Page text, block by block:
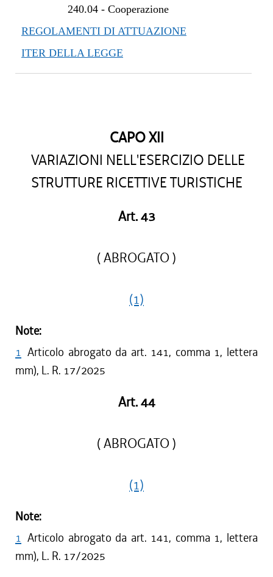
240.04- Cooperazione
REGOLAMENTI DI ATTUAZIONE
ITER DELLA LEGGE
CAPO XII
VARIAZIONI NELL'ESERCIZIO DELLE
STRUTTURE RICETTIVE TURISTICHE
Art. 43
( ABROGATO )
(1)
Note:
1 Articolo abrogato da art. 141, comma 1, lettera
mm), L. R. 17/2025
Art. 44
( ABROGATO )
(1)
Note:
1 Articolo abrogato da art. 141, comma 1, lettera
mm), L. R. 17/2025